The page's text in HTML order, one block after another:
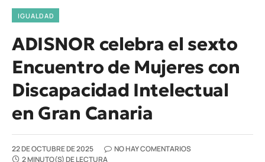
IGUALDAD
ADISNOR celebra el sexto
Encuentro de Mujeres con
Discapacidad Intelectual
en Gran Canaria
22 DE OCTUBRE DE 2025
NO HAY COMENTARIOS
2 MINUTO(S) DE LECTURA